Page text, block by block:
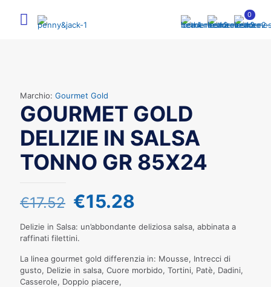
0
Marchio: Gourmet Gold
GOURMET GOLD
DELIZIE IN SALSA
TONNO GR 85X24
€17.52 Il
prezzo
originale
era:
€17.52.
€15.28
prezzo
attuale
è:
€15.28.
Delizie in Salsa: un’abbondante deliziosa salsa, abbinata a
raffinati filettini.
La linea gourmet gold differenzia in: Mousse, Intrecci di
gusto, Delizie in salsa, Cuore morbido, Tortini, Patè, Dadini,
Casserole, Doppio piacere,